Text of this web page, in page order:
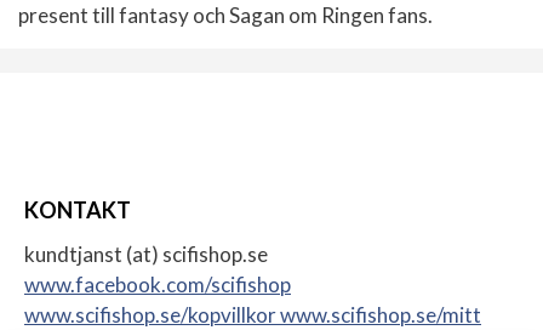
present till fantasy och Sagan om Ringen fans.
KONTAKT
kundtjanst (at) scifishop.se
www.facebook.com/scifishop
www.scifishop.se/kopvillkorwww.scifishop.se/mitt